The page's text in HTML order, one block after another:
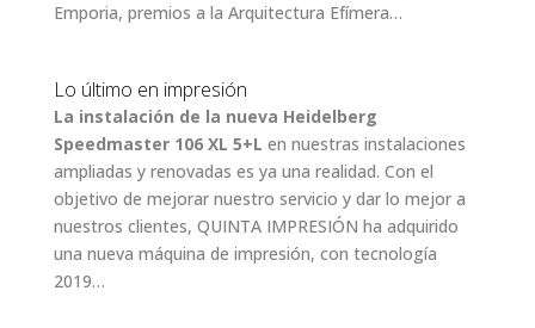
Emporia, premios a la Arquitectura Efímera…
Lo último en impresión
La instalación de la nueva Heidelberg
Speedmaster 106 XL 5+L en nuestras instalaciones
ampliadas y renovadas es ya una realidad. Con el
objetivo de mejorar nuestro servicio y dar lo mejor a
nuestros clientes, QUINTA IMPRESIÓN ha adquirido
una nueva máquina de impresión, con tecnología
2019…